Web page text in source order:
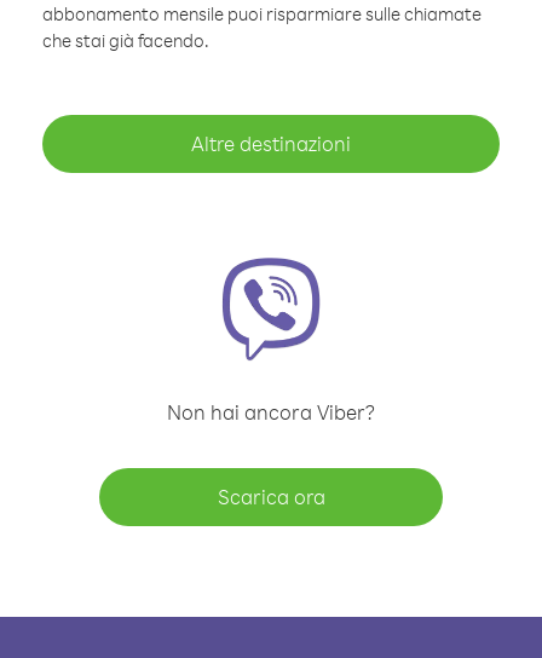
abbonamento mensile puoi risparmiare sulle chiamate
che stai già facendo.
Altre destinazioni
Non hai ancora Viber?
Scarica ora